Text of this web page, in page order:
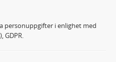
personuppgifter i enlighet med